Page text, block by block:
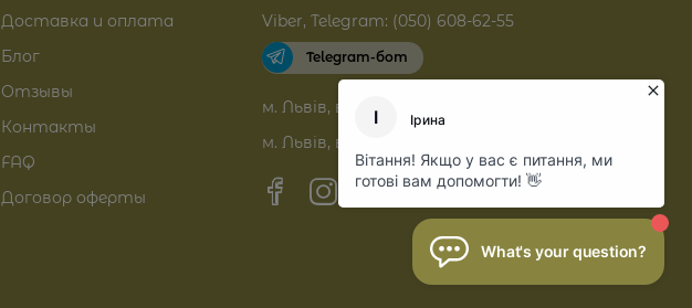
Доставка и оплата
Блог
Отзывы
Контакты
FAQ
Договор оферты
Viber, Telegram: (050) 608-62-55
Telegram-бот
м. Львів, вул. Зелена, 19
м. Львів, вул. Куліша, 34